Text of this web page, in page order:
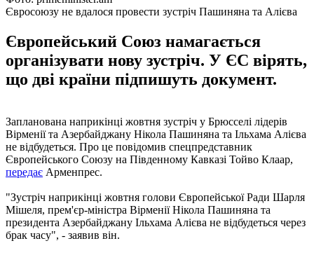
Євросоюзу не вдалося провести зустріч Пашиняна та Алієва
Європейський Союз намагається
організувати нову зустріч. У ЄС вірять,
що дві країни підпишуть документ.
Запланована наприкінці жовтня зустріч у Брюсселі лідерів
Вірменії та Азербайджану Нікола Пашиняна та Ільхама Алієва
не відбудеться. Про це повідомив спецпредставник
Європейського Союзу на Південному Кавказі Тойво Клаар,
передає Арменпрес.
"Зустріч наприкінці жовтня голови Європейської Ради Шарля
Мішеля, прем'єр-міністра Вірменії Нікола Пашиняна та
президента Азербайджану Ільхама Алієва не відбудеться через
брак часу", - заявив він.